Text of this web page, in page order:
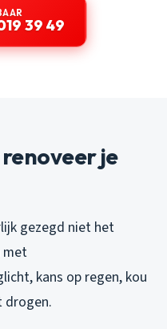
39 49
je
gezegd niet het
met
kans op regen, kou
drogen.